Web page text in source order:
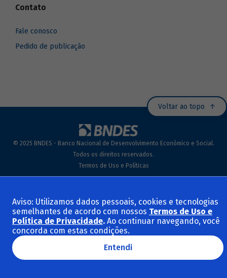
Contato
Fale conosco
Pedido de publicação
Voltar ao topo
© 2025 BNDES - Banco Nacional de Desenvolvimento Econômico e Social.
Todos os direitos reservados.
Termos de Uso e Políticas
Aviso: Utilizamos dados pessoais, cookies e tecnologias
semelhantes de acordo com nossos Termos de Uso e
Política de Privacidade. Ao continuar navegando, você
concorda com estas condições.
Entendi